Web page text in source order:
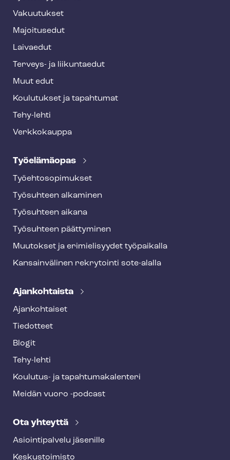
t
e
Vakuutukset
Majoitusedut
Laivaedut
Terveys- ja liikuntaedut
Muut edut
Koulutukset ja tapahtumat
Tehy-lehti
Verkkokauppa
Työelämäopas
Työ­eh­to­so­pi­muk­set
Työsuhteen alkaminen
Työsuhteen aikana
Työsuhteen päättyminen
Muutokset ja erimielisyydet työpaikalla
Kansainvälinen rekrytointi sote-alalla
Ajankohtaista
Ajankohtaiset
Tiedotteet
Blogit
Tehy-lehti
Koulutus- ja ta­pah­tu­ma­ka­len­te­ri
Meidän vuoro -podcast
Ota yhteyttä
Asioin­ti­pal­ve­lu jäsenille
Keskustoimisto